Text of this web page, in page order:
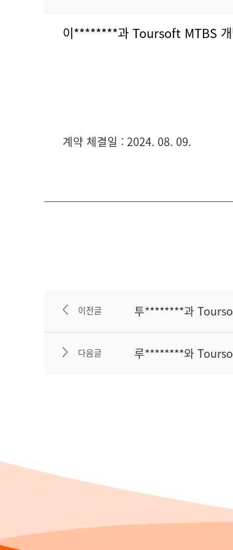
이********과 Toursoft MTBS 개
계약 체결일 : 2024. 08. 09.
이전글 투********과
다음글 루********와